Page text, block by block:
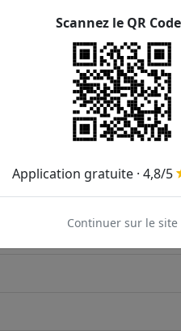
Paul
situées à moins de 1km
Scannez le QR
Application gratuite · 4,8/5
Continuer sur le site